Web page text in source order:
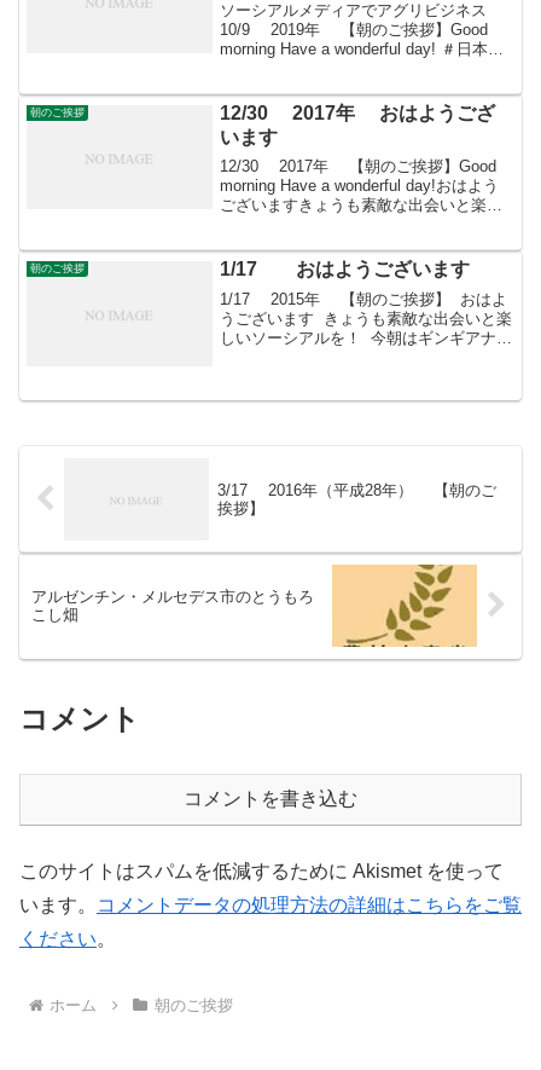
ソーシアルメディアでアグリビジネス
10/9 2019年 【朝のご挨拶】Good
morning Have a wonderful day! ＃日本農
朝のご挨拶
12/30 2017年 おはようござ
います
12/30 2017年 【朝のご挨拶】Good
morning Have a wonderful day!おはよう
ございますきょうも素敵な出会いと楽し
朝のご挨拶 1/17 おはようございます
1/17 2015年 【朝のご挨拶】 おはよ
うございます きょうも素敵な出会いと楽
しいソーシアルを！ 今朝はギンギアナム
3/17 2016年（平成28年） 【朝のご
挨拶】
アルゼンチン・メルセデス市のとうもろ
こし畑
コメント
コメントを書き込む
このサイトはスパムを低減するために Akismet を使って
います。
コメントデータの処理方法の詳細はこちらをご覧
ください。
ホーム 朝のご挨拶